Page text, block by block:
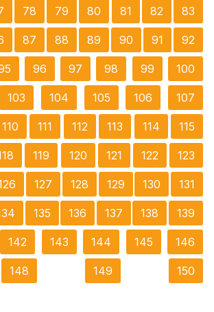
78 79 80 81 82 83
87 88 89 90 91 92
96 97 98 99 100
103 104 105 106 107
110 111 112 113 114 115
119 120 121 122 123
127 128 129 130 131
135 136 137 138 139
142 143 144 145 146
148 149 150